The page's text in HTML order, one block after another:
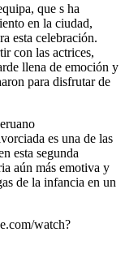
que s ha
en la ciudad,
esta celebración.
con las actrices,
llena de emoción y
para disfrutar de
es una de las
esta segunda
aún más emotiva y
de la infancia en un
watch?